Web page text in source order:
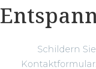
Schildern